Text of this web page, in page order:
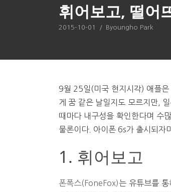
휘어보고, 떨어
2015-10-01 / Byoungho Park
9월 25일(미국 현지시각) 애플은
게 꿈 같은 날일지도 모르지만,
때마다 내구성을 확인한다며 수
물론이다. 아이폰 6s가 출시되자
1. 휘어보고
폰폭스(FoneFox)는 유튜브를